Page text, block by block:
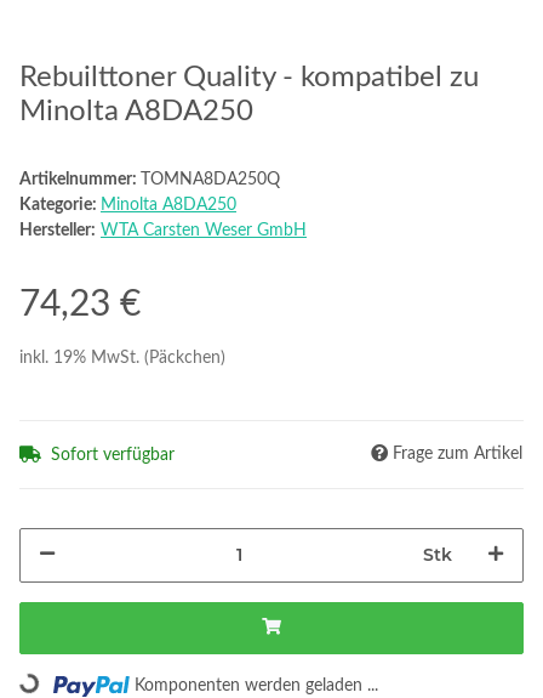
Rebuilttoner Quality - kompatibel zu
Minolta A8DA250
Artikelnummer:
TOMNA8DA250Q
Kategorie: Minolta A8DA250
Hersteller: WTA Carsten Weser GmbH
74,23 €
inkl. 19% MwSt. (Päckchen)
Sofort verfügbar Frage zum Artikel
Stk
Loading... Komponenten werden geladen ...